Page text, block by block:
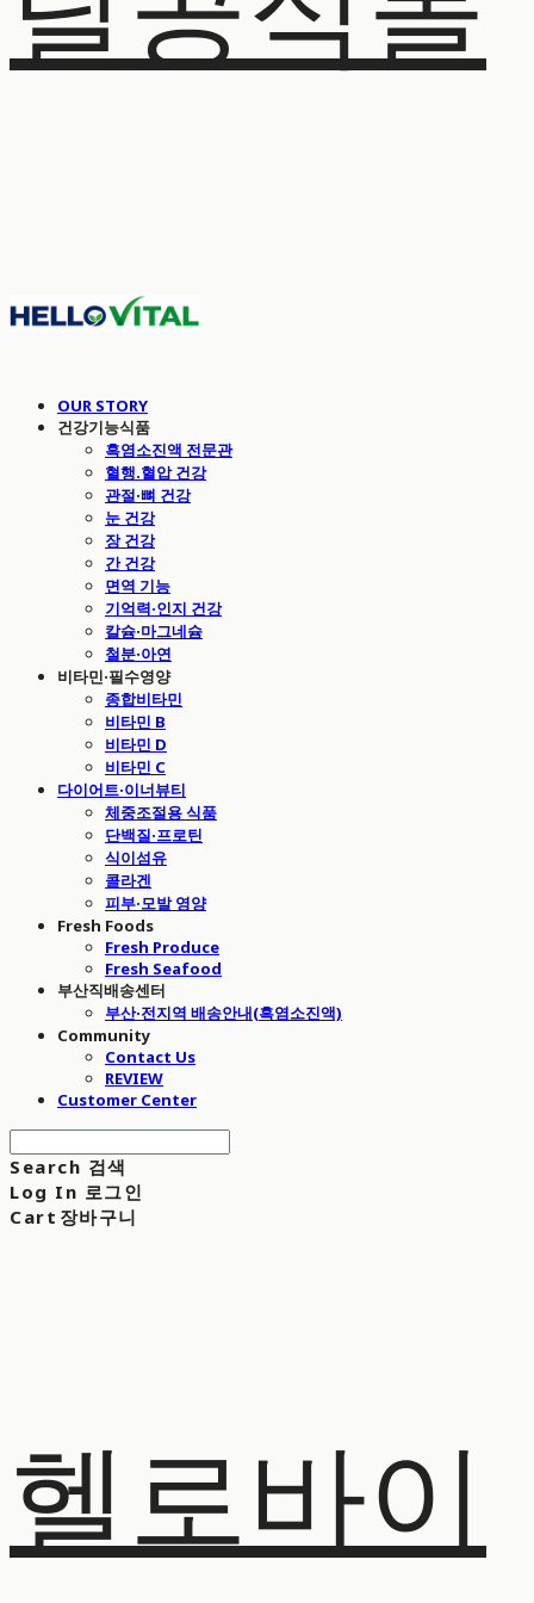
OUR STORY
건강기능식품
흑염소진액 전문관
혈행.혈압 건강
관절·뼈 건강
눈 건강
장 건강
간 건강
면역 기능
기억력·인지 건강
칼슘·마그네슘
철분·아연
비타민·필수영양
종합비타민
비타민 B
비타민 D
비타민 C
다이어트·이너뷰티
체중조절용 식품
단백질·프로틴
식이섬유
콜라겐
피부·모발 영양
Fresh Foods
Fresh Produce
Fresh Seafood
부산직배송센터
부산·전지역 배송안내(흑염소진액)
Community
Contact Us
REVIEW
Customer Center
Search 검색
Log In 로그인
Cart 장바구니
헬로바이